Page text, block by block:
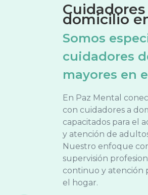
Cuidadores
domicilio
Somos
cuidadores
mayores en
En Paz Mental
con cuidadores a
capacitados para el
y atención de
Nuestro enfoque
supervisión
continuo y atención
el hogar.